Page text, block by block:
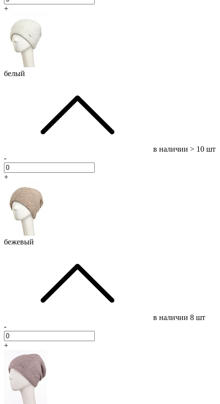
+
белый
в наличии > 10 шт
-
+
бежевый
в наличии 8 шт
-
+